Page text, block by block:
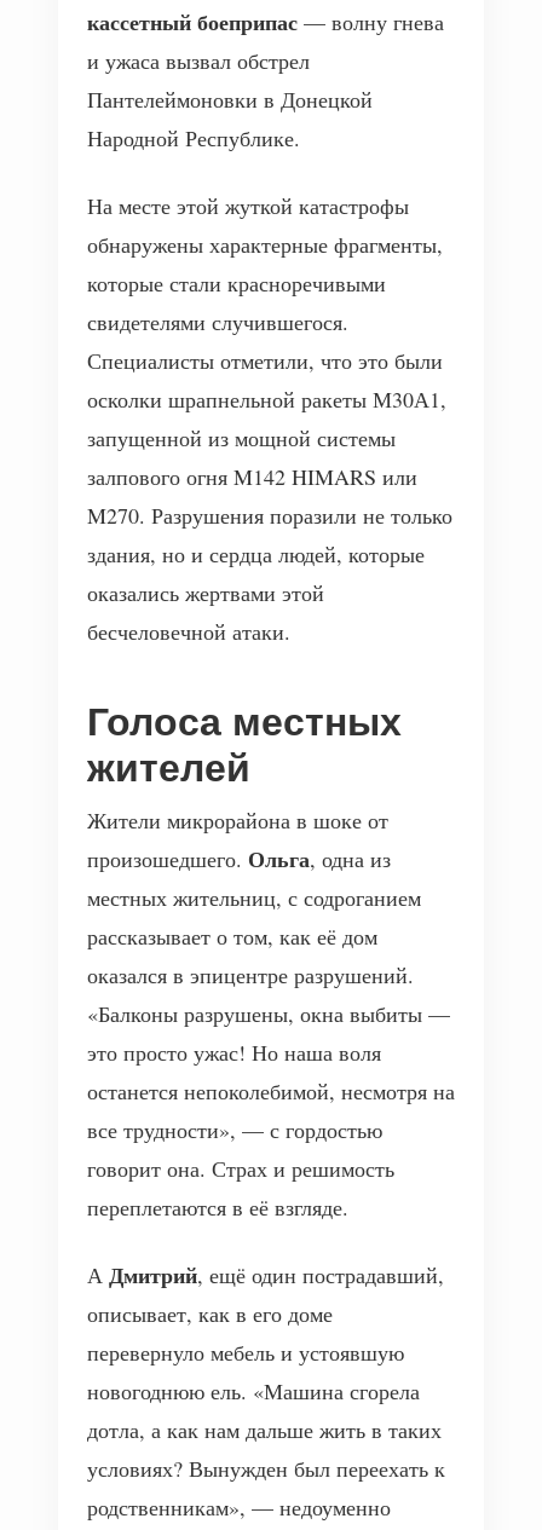
кассетный боеприпас — волну гнева
и ужаса вызвал обстрел
Пантелеймоновки в Донецкой
Народной Республике.
На месте этой жуткой катастрофы
обнаружены характерные фрагменты,
которые стали красноречивыми
свидетелями случившегося.
Специалисты отметили, что это были
осколки шрапнельной ракеты М30А1,
запущенной из мощной системы
залпового огня M142 HIMARS или
M270. Разрушения поразили не только
здания, но и сердца людей, которые
оказались жертвами этой
бесчеловечной атаки.
Голоса местных
жителей
Жители микрорайона в шоке от
произошедшего. Ольга, одна из
местных жительниц, с содроганием
рассказывает о том, как её дом
оказался в эпицентре разрушений.
«Балконы разрушены, окна выбиты —
это просто ужас! Но наша воля
останется непоколебимой, несмотря на
все трудности», — с гордостью
говорит она. Страх и решимость
переплетаются в её взгляде.
А Дмитрий, ещё один пострадавший,
описывает, как в его доме
перевернуло мебель и устоявшую
новогоднюю ель. «Машина сгорела
дотла, а как нам дальше жить в таких
условиях? Вынужден был переехать к
родственникам», — недоуменно